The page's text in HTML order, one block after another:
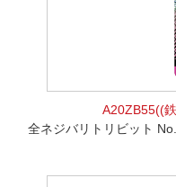
A20ZB55((
全ネジバリトリビット